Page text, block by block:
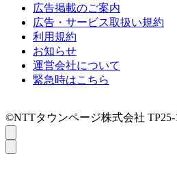
広告掲載のご案内
広告・サービス取扱い規約
利用規約
お知らせ
運営会社について
緊急時はこちら
©NTTタウンページ株式会社 TP25-